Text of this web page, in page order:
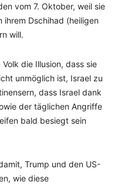
vom 7. Oktober, weil sie
ihrem Dschihad (heiligen
will.
die Illusion, dass sie
unmöglich ist, Israel zu
dass Israel dank
der täglichen Angriffe
bald besiegt sein
Trump und den US-
wie diese